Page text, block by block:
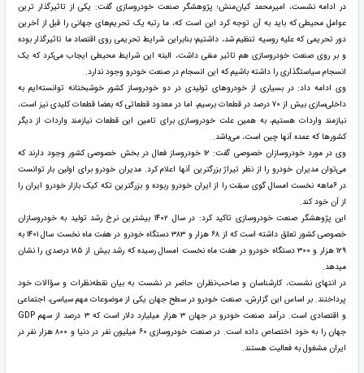
در ادامه نشست، امیرمحمد کیان‌منش؛ پژوهشگر صنعت خودروسازی گفت: یکی از تاثیرگذار ترین
عوامل محیطی که باید به آن توجه کرد این است که، ما رتبه یک تحریم‌های جهانی را قبل از آخرین
دور تحریمی که علیه روسیه تنظیم شد، داشتیم؛ بنابراین شرایط تحریمی روی اقتصاد ما تاثیرگذار بوده
و بر روی صنعت خودروسازی هم تاثیر منفی داشت، البته این شرایط محیطی ایجاب می‌کرد که یک
انسجام سیاستگذاری را داشته باشیم که این انسجام در صنعت خودرو وجود ندارد.
وی ادامه داد: در بسیاری از خودروهای تولیدی در دو خودروساز کشور خوشبختانه توانسته‌ایم به
داخلی‌سازی بیش از ۷۰ درصد در قطعات برسیم، اما در معدود قطعاتی که بعضا قطعات کلیدی نیز است،
نیازمند واردات هستیم، به همین علت خودروسازی برای تامین این قطعات نیازمند واردات از دیگر
کشورها که عمده آنها چین است، می‌باشد.
وی در مورد خودروسازان خصوصی گفت: ۱۲ خودروساز فعال در بخش خصوصی کشور وجود دارند که
می‌توان مدیران خودرو را از نظر تیراژ بزرگترین آنها اعلام کرد. مدیران خودرو برای اولین بار توانست
در ۶ماهه نخست امسال گوی سبقت را از ایران خودرو ربوده و بزرگترین تکه کیک بازار خودرو ایران را
از آن خود کند.
این پژوهشگر صنعت خودروسازی تاکید کرد: در سال ۱۴۰۲ بیشترین نرخ رشد تولید به خودروسازان
خصوصی کشور تعلق داشته است که از ۶۸ هزار و ۳۸۳ دستگاه خودرو در هفت ماه نخست سال ۱۴۰۱ به
۱۲۹ هزار و ۳۰۰ دستگاه خودرو در هفت ماه نخست امسال رسیده که رشد بیش از ۱۸۵ درصدی را نشان
میدهد.
در انتهای نشست، کارشناسان و صاحب‌نظران حاضر در نشست به بیان نقطه‌نظرات و سؤالات خود
پرداختند. بر اساس این گزارش، صنعت خودرو در سطح جهان یکی از موضوعات مهم سیاسی، اجتماعی
و اقتصادی است. درآمد صنعت خودرو در جهان ۳ هزار میلیارد دلار است که ۳ درصد از سهم GDP
جهان را به خود اختصاص داده است. در صنعت خودروسازی ۶۰ میلیون نفر در دنیا و ۸۰۰ هزار نفر در
ایران مشغول به فعالیت هستند.